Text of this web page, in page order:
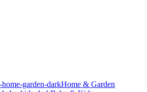
Home & Garden